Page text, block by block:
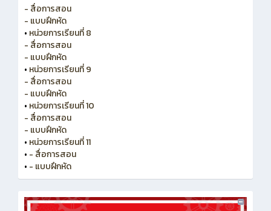
- สื่อการสอน
- แบบฝึกหัด
• หน่วยการเรียนที่ 8
- สื่อการสอน
- แบบฝึกหัด
• หน่วยการเรียนที่ 9
- สื่อการสอน
- แบบฝึกหัด
• หน่วยการเรียนที่ 10
- สื่อการสอน
- แบบฝึกหัด
• หน่วยการเรียนที่ 11
• - สื่อการสอน
• - แบบฝึกหัด